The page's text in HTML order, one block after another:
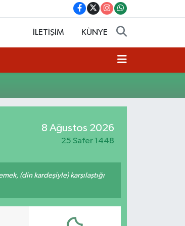
İLETİŞİM KÜNYE
8 Ağustos 2026
25 Safer 1448
(din kardeşiyle) karşılaştığı